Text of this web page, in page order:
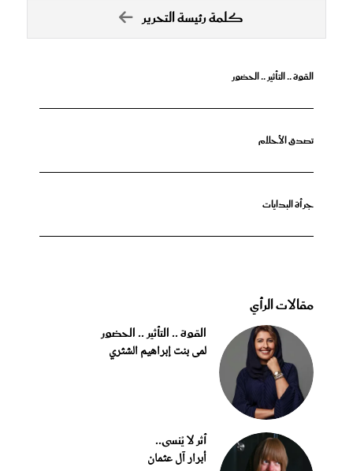
كلمة رئيسة التحرير
القوة .. التأثير .. الحضور
تصدق الأحلام
جرأة البدايات
مقالات الرأي
القوة .. التأثير .. الحضور
لمى بنت إبراهيم الشثري
أثر لا يُنسى..
أبرار آل عثمان